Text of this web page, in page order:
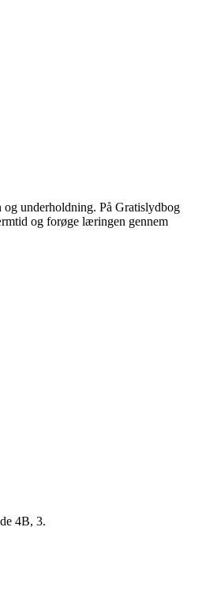
underholdning. På Gratislydbog
og forøge læringen gennem
4B, 3.